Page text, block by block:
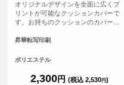
オリジナルデザインを全面に広くプ
リントが可能なクッションカバーで
す。お持ちのクッションのカバーと
の交換用カバーとしてもご使用頂け
印刷するのもおすすめです。
昇華転写印刷
ポリエステル
2,300円 (税込 2,530円)